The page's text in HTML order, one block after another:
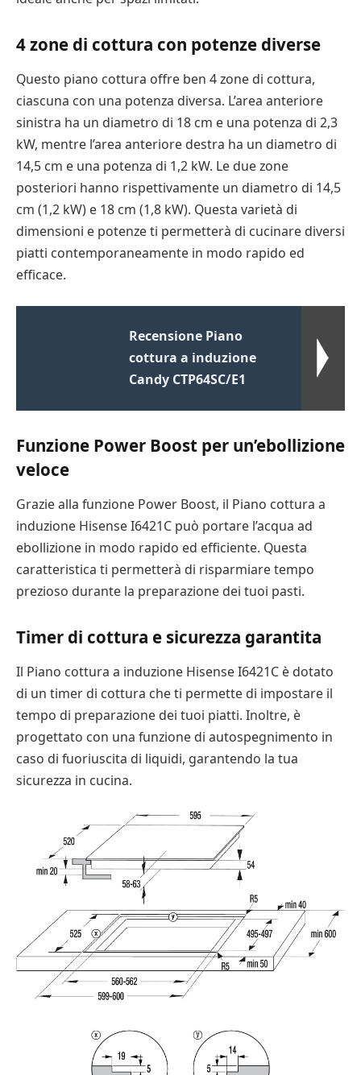
4 zone di cottura con potenze diverse
Questo piano cottura offre ben 4 zone di cottura,
ciascuna con una potenza diversa. L’area anteriore
sinistra ha un diametro di 18 cm e una potenza di 2,3
kW, mentre l’area anteriore destra ha un diametro di
14,5 cm e una potenza di 1,2 kW. Le due zone
posteriori hanno rispettivamente un diametro di 14,5
cm (1,2 kW) e 18 cm (1,8 kW). Questa varietà di
dimensioni e potenze ti permetterà di cucinare diversi
piatti contemporaneamente in modo rapido ed
efficace.
Recensione Piano
cottura a induzione
Candy CTP64SC/E1
Funzione Power Boost per un’ebollizione
veloce
Grazie alla funzione Power Boost, il Piano cottura a
induzione Hisense I6421C può portare l’acqua ad
ebollizione in modo rapido ed efficiente. Questa
caratteristica ti permetterà di risparmiare tempo
prezioso durante la preparazione dei tuoi pasti.
Timer di cottura e sicurezza garantita
Il Piano cottura a induzione Hisense I6421C è dotato
di un timer di cottura che ti permette di impostare il
tempo di preparazione dei tuoi piatti. Inoltre, è
progettato con una funzione di autospegnimento in
caso di fuoriuscita di liquidi, garantendo la tua
sicurezza in cucina.